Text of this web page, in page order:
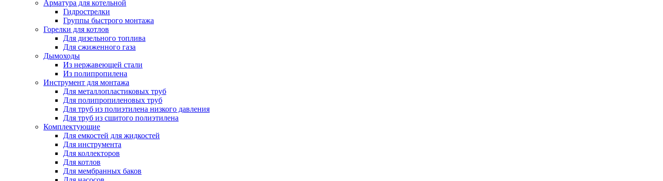
Арматура для котельной
Гидрострелки
Группы быстрого монтажа
Горелки для котлов
Для дизельного топлива
Для сжиженного газа
Дымоходы
Из нержавеющей стали
Из полипропилена
Инструмент для монтажа
Для металлопластиковых труб
Для полипропиленовых труб
Для труб из полиэтилена низкого давления
Для труб из сшитого полиэтилена
Комплектующие
Для емкостей для жидкостей
Для инструмента
Для коллекторов
Для котлов
Для мембранных баков